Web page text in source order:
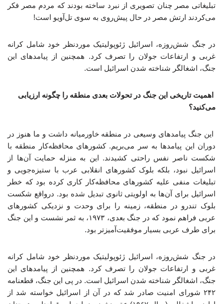
تبلیغاتی مصر چنان تصویری از نبرد ساخته بودند که مردم مصر فکر
می‌کردند ارتش مصر در حال پیش‌روی به سوی تل‌آویو است!
در جنگ شش‌روزه، اسرائیل ژئوپولیتیک موردنظر خود شامل کرانه
غربی و ارتفاعات جولان را تصرف کرد. همچنین از پیامدهای این
جنگ، اشغالگر شناخته شدن اسرائیل است.
اهمیت تاریخی این جنگ در تحولات بعدی منطقه را چگونه ارزیابی
می‌کنید؟
این جنگ پیامدهای وسیعی در منطقه خاورمیانه داشت و ما هنوز در
دوران این پیامدها به سر می‌بریم. کشورهای محافظه‌کار منطقه با
شکست ناصر نفس راحتی کشیدند. این به منزله حمایت آن‌ها از
اسرائیل نبود، بلکه بلوک کشورهای انقلابی عرب با ستیزه‌جویی و
تبلیغات منفی علیه کشورهای محافظه‌کار کاری کرده بود که خطر
اسرائیل برای آن‌ها به اولویتی ثانوی تبدیل شده بود. درواقع شکست
بلوک تندرو در منطقه، زمینه را برای وحدت و نزدیکی کشورهای
عربی فراهم نمود که در جنگ بعدی، ۱۹۷۳، به ثمر نشست و این جنگ
برای طرف عربی بسیار موفقیت‌آمیزتر بود.
در جنگ شش‌روزه، اسرائیل ژئوپولیتیک موردنظر خود شامل کرانه
غربی و ارتفاعات جولان را تصرف کرد. همچنین از پیامدهای این
جنگ، اشغالگر شناخته شدن اسرائیل است. در پی این جنگ، قطعنامه
۲۴۲ شورای امنیت صادر شد که در آن از اسرائیل خواسته شد از